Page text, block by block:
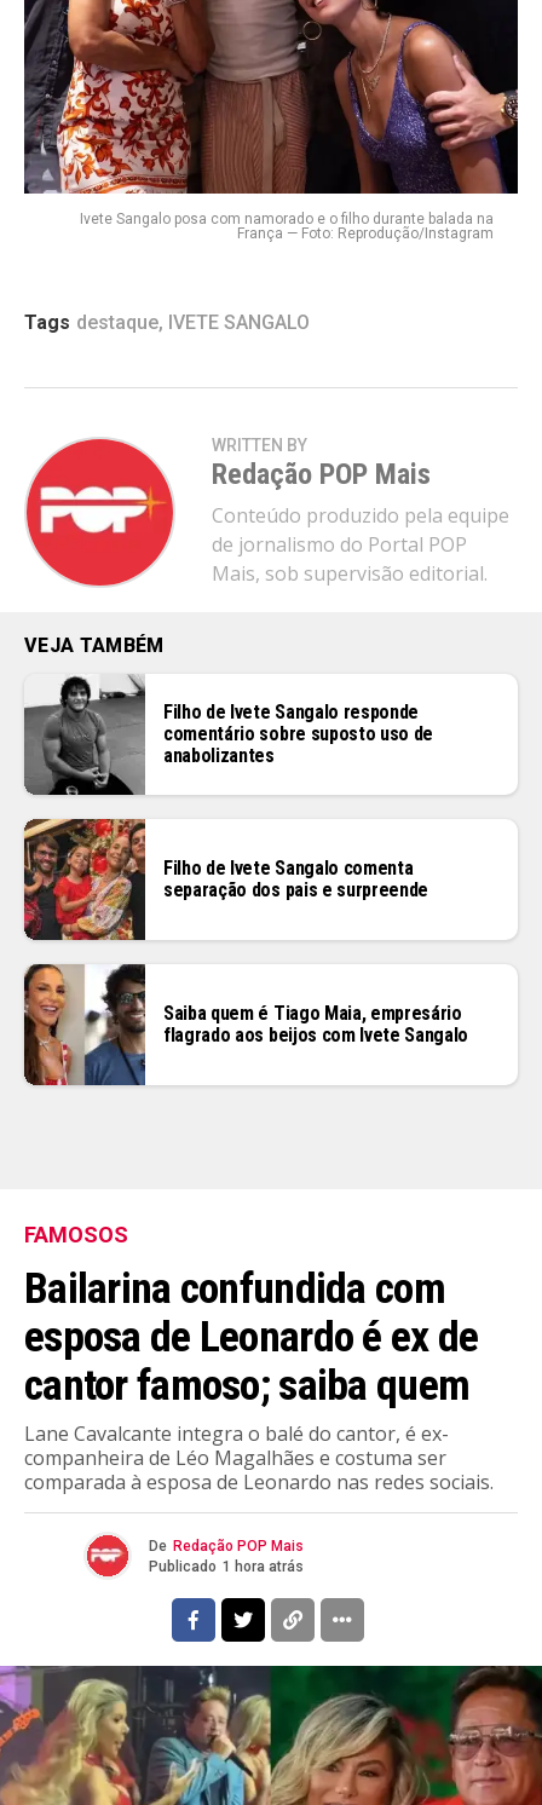
Ivete Sangalo posa com namorado e o filho durante balada na
França — Foto: Reprodução/Instagram
Tags destaque, IVETE SANGALO
WRITTEN BY
Redação POP Mais
Conteúdo produzido pela equipe
de jornalismo do Portal POP
Mais, sob supervisão editorial.
VEJA TAMBÉM
Filho de Ivete Sangalo responde
comentário sobre suposto uso de
anabolizantes
Filho de Ivete Sangalo comenta
separação dos pais e surpreende
Saiba quem é Tiago Maia, empresário
flagrado aos beijos com Ivete Sangalo
FAMOSOS
Bailarina confundida com
esposa de Leonardo é ex de
cantor famoso; saiba quem
Lane Cavalcante integra o balé do cantor, é ex-
companheira de Léo Magalhães e costuma ser
comparada à esposa de Leonardo nas redes sociais.
De Redação POP Mais
Publicado 1 hora atrás